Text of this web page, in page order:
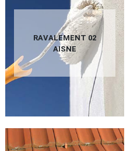
RAVALEMENT 02
AISNE